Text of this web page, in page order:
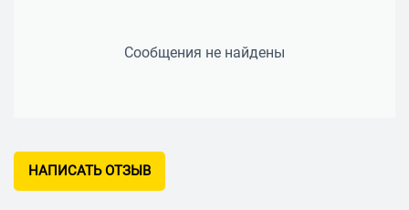
32 Гб
Сообщения не найдены
НАПИСАТЬ ОТЗЫВ